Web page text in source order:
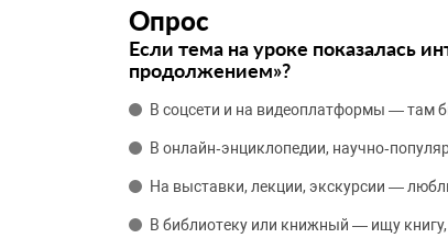
Опрос
Если тема на уроке показалась
продолжением»?
В соцсети и на видеоплатформы — там
В онлайн‑энциклопедии,
На выставки, лекции, экскурсии —
В библиотеку или книжный — ищу книгу,